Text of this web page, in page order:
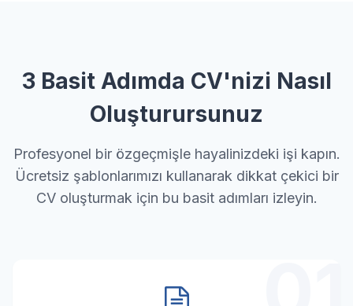
3 Basit Adımda CV'nizi Nasıl
Oluşturursunuz
Profesyonel bir özgeçmişle hayalinizdeki işi kapın.
Ücretsiz şablonlarımızı kullanarak dikkat çekici bir
CV oluşturmak için bu basit adımları izleyin.